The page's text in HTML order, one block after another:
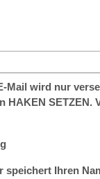
Mail wird nur
HAKEN SETZEN.
speichert Ihren